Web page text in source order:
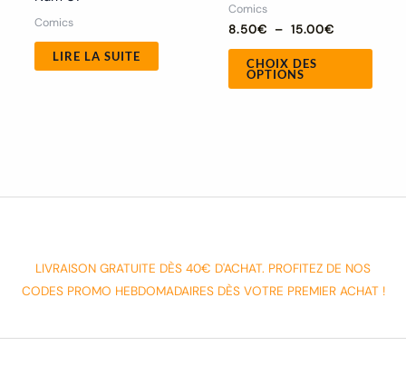
Comics
LIRE LA SUITE
Comics
8.50€ – 15.00€
CHOIX DES
OPTIONS
LIVRAISON GRATUITE DÈS 40€ D'ACHAT. PROFITEZ DE NOS
CODES PROMO HEBDOMADAIRES DÈS VOTRE PREMIER ACHAT !